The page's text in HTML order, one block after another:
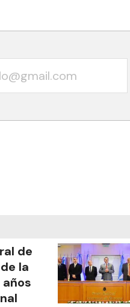
de
la